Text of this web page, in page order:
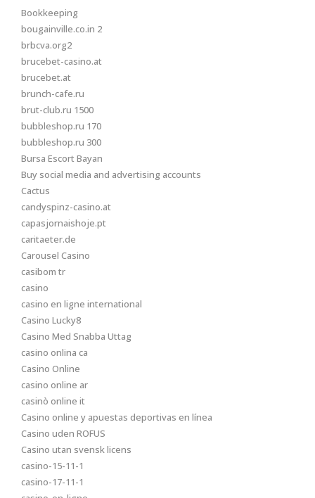
Bookkeeping
bougainville.co.in 2
brbcva.org2
brucebet-casino.at
brucebet.at
brunch-cafe.ru
brut-club.ru 1500
bubbleshop.ru 170
bubbleshop.ru 300
Bursa Escort Bayan
Buy social media and advertising accounts
Cactus
candyspinz-casino.at
capasjornaishoje.pt
caritaeter.de
Carousel Casino
casibom tr
casino
casino en ligne international
Casino Lucky8
Casino Med Snabba Uttag
casino onlina ca
Casino Online
casino online ar
casinò online it
Casino online y apuestas deportivas en línea
Casino uden ROFUS
Casino utan svensk licens
casino-15-11-1
casino-17-11-1